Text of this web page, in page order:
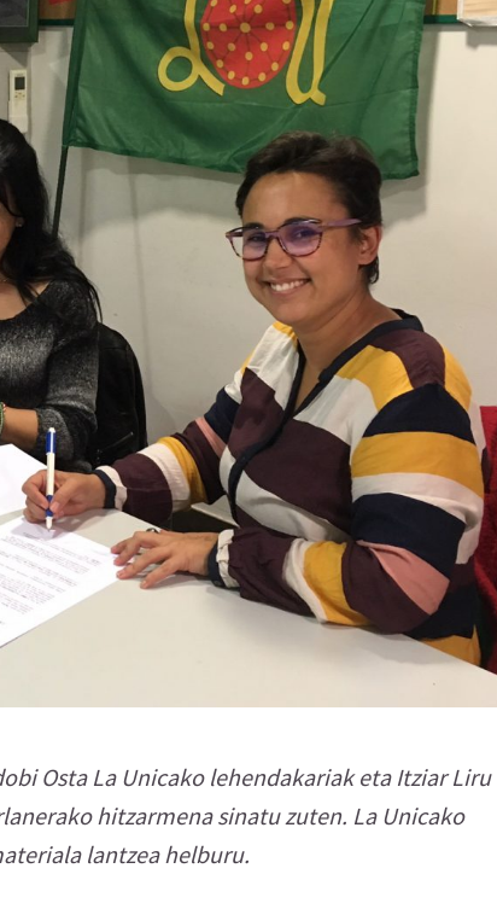
Osta La Unicako lehendakariak eta Itziar Liru
hitzarmena sinatu zuten. La Unicako
lantzea helburu.